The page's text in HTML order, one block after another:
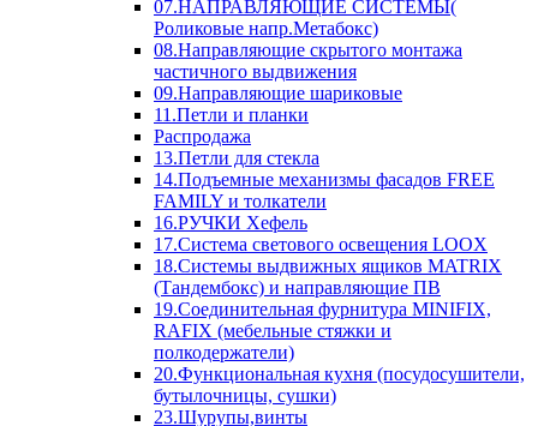
07.НАПРАВЛЯЮЩИЕ СИСТЕМЫ(
Роликовые напр.Метабокс)
08.Направляющие скрытого монтажа
частичного выдвижения
09.Направляющие шариковые
11.Петли и планки
Распродажа
13.Петли для стекла
14.Подъемные механизмы фасадов FREE
FAMILY и толкатели
16.РУЧКИ Хефель
17.Система светового освещения LOOX
18.Системы выдвижных ящиков MATRIX
(Тандембокс) и направляющие ПВ
19.Соединительная фурнитура MINIFIX,
RAFIX (мебельные стяжки и
полкодержатели)
20.Функциональная кухня (посудосушители,
бутылочницы, сушки)
23.Шурупы,винты